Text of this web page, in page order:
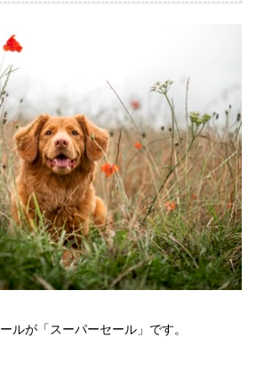
ルが「スーパーセール」です。